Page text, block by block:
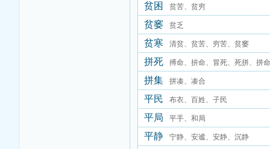
贫困 贫苦、贫穷
贫窭 贫乏
贫寒 清贫、贫苦、穷苦、贫窭
拼死 搏命、拚命、冒死、死拼、拼命
拼集 拼凑、凑合
平民 布衣、百姓、子民
平局 平手、和局
平静 宁静、安谧、安静、沉静